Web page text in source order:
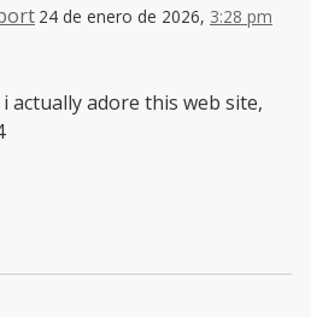
24 de enero de 2026, 3:28 pm
actually adore this web site,